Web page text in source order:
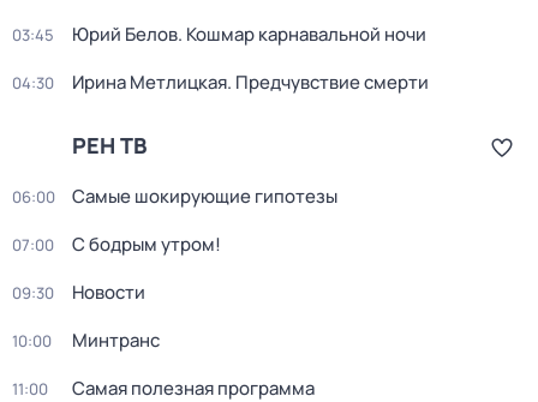
03:45 Юрий Белов. Кошмар карнавальной ночи
04:30 Ирина Метлицкая. Предчувствие смерти
РЕН ТВ
06:00 Самые шoкиpующие гипотезы
07:00 С бодрым утром!
09:30 Новости
10:00 Минтранс
11:00 Самая полезная программа